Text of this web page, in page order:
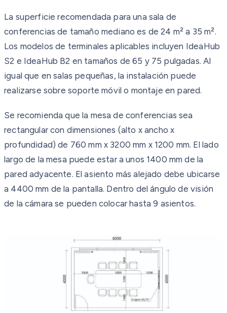
La superficie recomendada para una sala de
conferencias de tamaño mediano es de 24 m² a 35 m².
Los modelos de terminales aplicables incluyen IdeaHub
S2 e IdeaHub B2 en tamaños de 65 y 75 pulgadas. Al
igual que en salas pequeñas, la instalación puede
realizarse sobre soporte móvil o montaje en pared.
Se recomienda que la mesa de conferencias sea
rectangular con dimensiones (alto x ancho x
profundidad) de 760 mm x 3200 mm x 1200 mm. El lado
largo de la mesa puede estar a unos 1400 mm de la
pared adyacente. El asiento más alejado debe ubicarse
a 4400 mm de la pantalla. Dentro del ángulo de visión
de la cámara se pueden colocar hasta 9 asientos.